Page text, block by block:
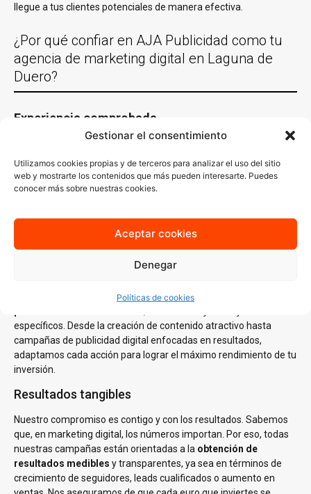
Gestionar el consentimiento
Utilizamos cookies propias y de terceros para analizar el uso del sitio
web y mostrarte los contenidos que más pueden interesarte. Puedes
conocer más sobre nuestras cookies.
Aceptar cookies
Denegar
Políticas de cookies
llegue a tus clientes potenciales de manera efectiva.
¿Por qué confiar en AJA Publicidad como tu
agencia de marketing digital en Laguna de
Duero?
Experiencia comprobada
Con más de 30 años de experiencia trabajando con empresas de
Laguna de Duero y en casi todas las localidades España y un
equipo de especialistas en distintas áreas delmarketing digital
conocemos lo que funciona y sabemos cómo aplicarlo en cada
generar estrategias que no solo lleguen a tu audiencia ideal, sino
que también resuenen con ella.
Cada estrategia que diseñamos se basa en un
específicos. Desde la creación de contenido atractivo hasta
campañas de publicidad digital enfocadas en resultados,
adaptamos cada acción para lograr el máximo rendimiento de tu
inversión.
Resultados tangibles
Nuestro compromiso es contigo y con los resultados. Sabemos
que, en marketing digital, los números importan. Por eso, todas
nuestras campañas están orientadas a la obtención de
resultados medibles y transparentes, ya sea en términos de
crecimiento de seguidores, leads cualificados o aumento en